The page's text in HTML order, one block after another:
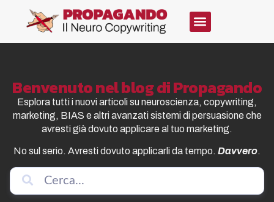
Benvenuto nel blog di Propagando
Esplora tutti i nuovi articoli su neuroscienza, copywriting,
marketing, BIAS e altri avanzati sistemi di persuasione che
avresti già dovuto applicare al tuo marketing.
No sul serio. Avresti dovuto applicarli da tempo. Davvero.